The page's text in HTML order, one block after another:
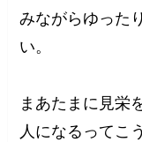
みながらゆった
い。
まあたまに見栄
人になるってこ